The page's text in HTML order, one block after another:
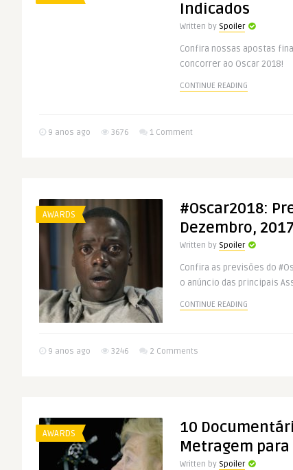
Indicados
Written by Spoiler
Confira nossas apostas
concorrer ao Oscar 2018!
CONTINUE READING
9 anos ago 3676 1 Comment
AWARDS
#Oscar2018:
Dezembro, 2017
Written by Spoiler
Confira as previsões do
o anúncio das principais
CONTINUE READING
9 anos ago 3246 2 Comments
AWARDS
10
Metragem para
Written by Spoiler